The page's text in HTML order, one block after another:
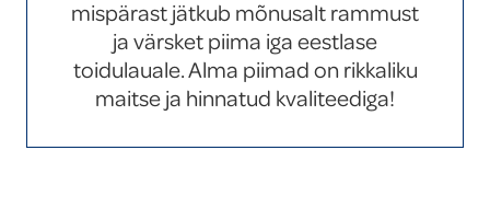
mispärast jätkub mõnusalt rammust
ja värsket piima iga eestlase
toidulauale. Alma piimad on rikkaliku
maitse ja hinnatud kvaliteediga!